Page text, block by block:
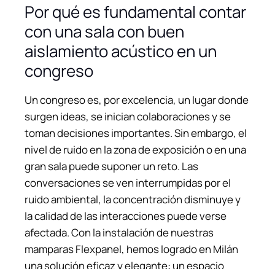
Por qué es fundamental contar
con una sala con buen
aislamiento acústico en un
congreso
Un congreso es, por excelencia, un lugar donde
surgen ideas, se inician colaboraciones y se
toman decisiones importantes. Sin embargo, el
nivel de ruido en la zona de exposición o en una
gran sala puede suponer un reto. Las
conversaciones se ven interrumpidas por el
ruido ambiental, la concentración disminuye y
la calidad de las interacciones puede verse
afectada. Con la instalación de nuestras
mamparas Flexpanel, hemos logrado en Milán
una solución eficaz y elegante: un espacio